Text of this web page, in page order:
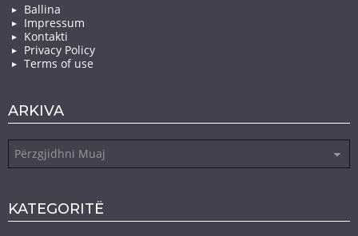
Ballina
Impressum
Kontakti
Privacy Policy
Terms of use
ARKIVA
KATEGORITË